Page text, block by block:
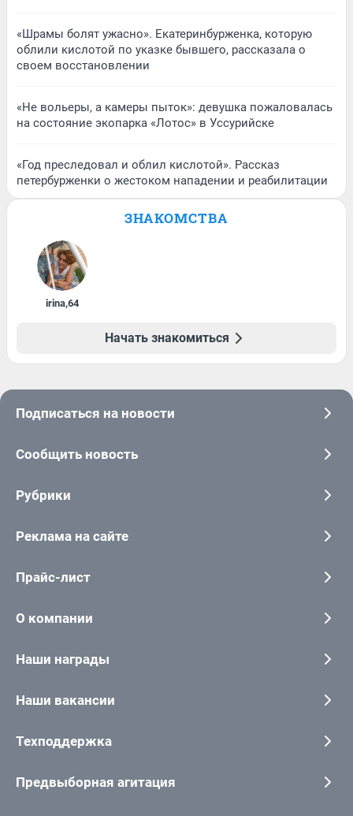
«Шрамы болят ужасно». Екатеринбурженка, которую
облили кислотой по указке бывшего, рассказала о
своем восстановлении
«Не вольеры, а камеры пыток»: девушка пожаловалась
на состояние экопарка «Лотос» в Уссурийске
«Год преследовал и облил кислотой». Рассказ
петербурженки о жестоком нападении и реабилитации
ЗНАКОМСТВА
irina,64
Начать знакомиться
Подписаться на новости
Сообщить новость
Рубрики
Реклама на сайте
Прайс-лист
О компании
Наши награды
Наши вакансии
Техподдержка
Предвыборная агитация